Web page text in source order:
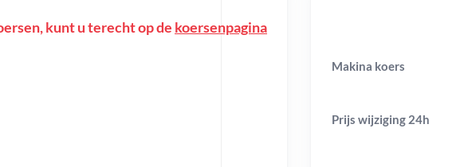
kunt u terecht op de koersenpagina
Makina koers
Prijs wijziging 24h